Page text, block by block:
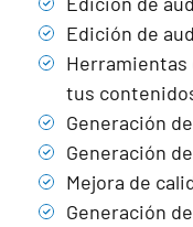
Edición de
Herramientas
tus
Generación
Generación
Mejora de
Generación